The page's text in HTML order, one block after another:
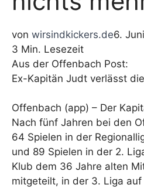
von wirsindkickers.de6.
3 Min. Lesezeit
Aus der Offenbach Post:
Ex-Kapitän Judt verlässt
Offenbach (app) – Der
Nach fünf Jahren bei den
64 Spielen in der
und 89 Spielen in der 2.
Klub dem 36 Jahre alten
mitgeteilt, in der 3. Liga auf